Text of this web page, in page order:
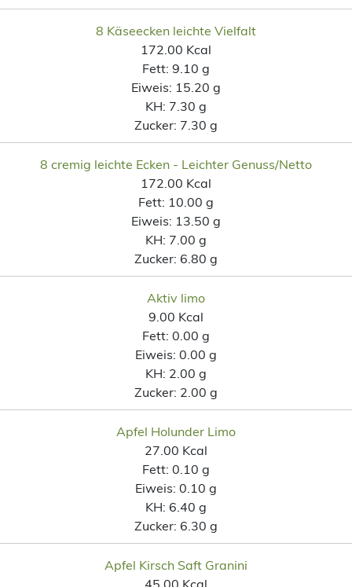
8 Käseecken leichte Vielfalt
172.00 Kcal
Fett: 9.10 g
Eiweis: 15.20 g
KH: 7.30 g
Zucker: 7.30 g
8 cremig leichte Ecken - Leichter Genuss/Netto
172.00 Kcal
Fett: 10.00 g
Eiweis: 13.50 g
KH: 7.00 g
Zucker: 6.80 g
Aktiv limo
9.00 Kcal
Fett: 0.00 g
Eiweis: 0.00 g
KH: 2.00 g
Zucker: 2.00 g
Apfel Holunder Limo
27.00 Kcal
Fett: 0.10 g
Eiweis: 0.10 g
KH: 6.40 g
Zucker: 6.30 g
Apfel Kirsch Saft Granini
45.00 Kcal